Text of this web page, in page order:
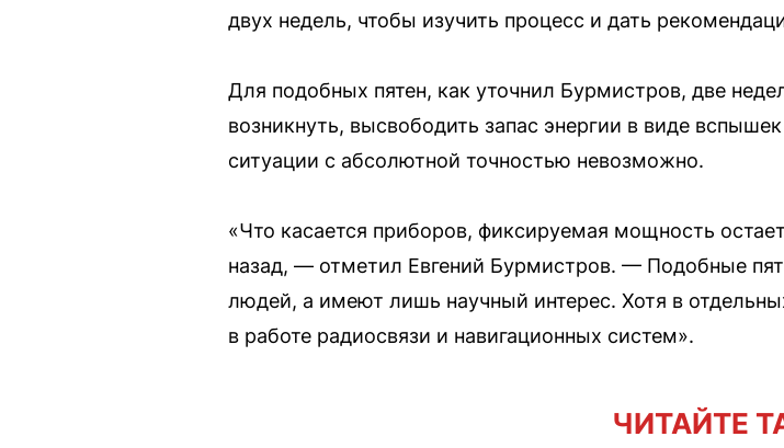
двух недель, чтобы изучить процесс и дать
Для подобных пятен, как уточнил Бурмистров, две
возникнуть, высвободить запас энергии в виде
ситуации с абсолютной точностью невозможно.
«Что касается приборов, фиксируемая мощность
назад, — отметил Евгений Бурмистров. — Подобные
людей, а имеют лишь научный интерес. Хотя в
в работе радиосвязи и навигационных систем».
ЧИТАЙТЕ